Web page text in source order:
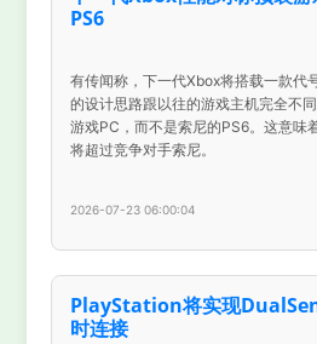
PS6
有传闻称，下一代Xbox将搭载一款代
的设计思路跟以往的游戏主机完全不
游戏PC，而不是索尼的PS6。这意味
将超过竞争对手索尼。
2026-07-23 06:00:04
PlayStation将实现
时连接